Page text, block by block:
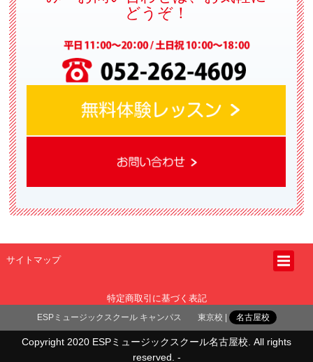
どうぞ！
サイトマップ
特定商取引に基づく表記
ESPミュージックスクール キャンパス 東京校 名古屋校
Copyright 2020 ESPミュージックスクール名古屋校. All rights
reserved. -